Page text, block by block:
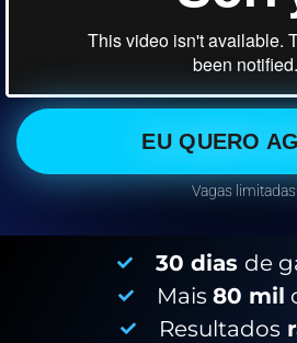
EU QUERO
Vagas limitadas!
30 dias de
Mais 80 mil
Resultados